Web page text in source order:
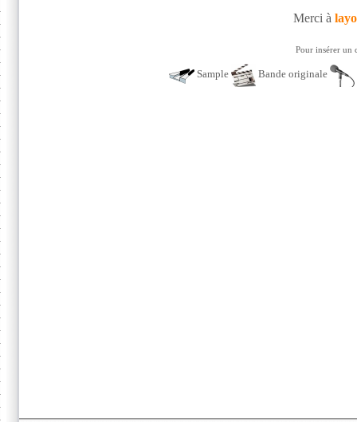
Merci à
Pour insérer un
Sample Bande originale